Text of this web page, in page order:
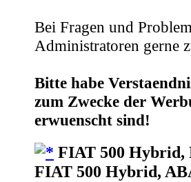
Bei Fragen und
Administratoren gerne
Bitte habe
zum Zwecke der
erwuenscht sind!
FIAT 500
FIAT 500 Hybrid,